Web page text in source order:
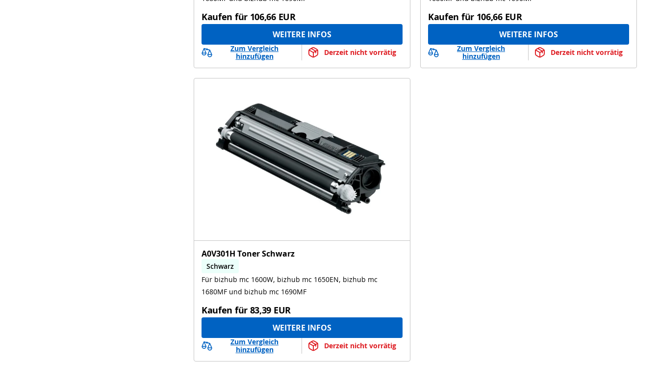
Kaufen für 106,66 EUR
WEITERE INFOS
Zum Vergleich
hinzufügen
Derzeit nicht vorrätig
Kaufen für 106,66 EUR
WEITERE INFOS
Zum Vergleich
hinzufügen
Derzeit nicht vorrätig
A0V301H Toner Schwarz
Schwarz
bizhub mc 1600W, bizhub mc 1650EN, bizhub mc
1680MF, bizhub mc 1690MF
Für bizhub mc 1600W, bizhub mc 1650EN, bizhub mc
1680MF und bizhub mc 1690MF
Kaufen für 83,39 EUR
WEITERE INFOS
Zum Vergleich
hinzufügen
Derzeit nicht vorrätig